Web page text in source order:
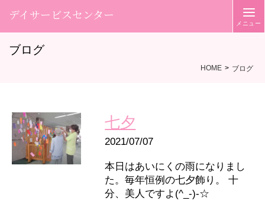
デイサービスセンター
ブログ
HOME ブログ
七夕
2021/07/07
本日はあいにくの雨になりまし
た。毎年恒例の七夕飾り。 十
分、美人ですよ(^_-)-☆